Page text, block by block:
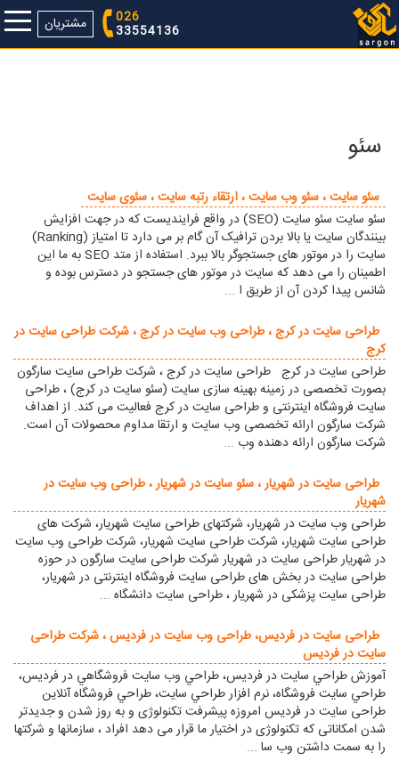
مشتریان 026
33554136
سئو
سئو سایت ، سئو وب سایت ، ارتقاء رتبه سایت ، سئوی سایت
سئو سایت سئو سایت (SEO) در واقع فرایندیست که در جهت افزایش
بینندگان سایت یا بالا بردن ترافیک آن گام بر می دارد تا امتیاز (Ranking)
سایت را در موتور های جستجوگر بالا ببرد. استفاده از متد SEO به ما این
اطمینان را می دهد که سایت در موتور های جستجو در دسترس بوده و
شانس پیدا کردن آن از طریق ا ...
طراحی سایت در کرج ، طراحی وب سایت در کرج ، شرکت طراحی سایت در
کرج
طراحی سایت در کرج طراحی سایت در کرج ، شرکت طراحی سایت سارگون
بصورت تخصصی در زمینه بهینه سازی سایت (سئو سایت در کرج) ، طراحی
سایت فروشگاه اينترنتی و طراحی سایت در کرج فعالیت می کند. از اهداف
شرکت سارگون ارائه تخصصی وب سایت و ارتقا مداوم محصولات آن است.
شرکت سارگون ارائه دهنده وب ...
طراحی سایت در شهریار ، سئو سایت در شهریار ، طراحی وب سایت در
شهریار
طراحی وب سایت در شهريار، شرکتهای طراحی سایت شهريار، شرکت های
طراحی سایت شهريار، شرکت طراحی سایت شهريار، شرکت طراحی وب سایت
در شهريار طراحی سایت در شهریار شرکت طراحی سایت سارگون در حوزه
طراحی سایت در بخش های طراحی سایت فروشگاه اینترنتی در شهریار،
طراحی سایت پزشکی در شهریار ، طراحی سایت دانشگاه ...
طراحی سایت در فردیس، طراحی وب سایت در فردیس ، شرکت طراحی
سایت در فردیس
آموزش طراحي سايت در فردیس، طراحي وب سايت فروشگاهي در فردیس،
طراحي سايت فروشگاه، نرم افزار طراحي سايت، طراحي فروشگاه آنلاين
طراحی سایت در فردیس امروزه پیشرفت تکنولوژی و به روز شدن و جدیدتر
شدن امکاناتی که تکنولوژی در اختیار ما قرار می دهد افراد ، سازمانها و شرکتها
را به سمت داشتن وب سا ...